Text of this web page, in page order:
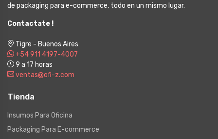
de packaging para e-commerce, todo en un mismo lugar.
Contactate !
Tigre - Buenos Aires
+54 911 4197-4007
9 a 17 horas
ventas@ofi-z.com
Tienda
Insumos Para Oficina
Packaging Para E-commerce